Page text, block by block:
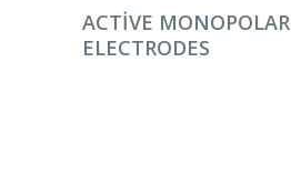
DEVAMINI OKU
ACTIVE MONOPOLAR
ELECTRODES